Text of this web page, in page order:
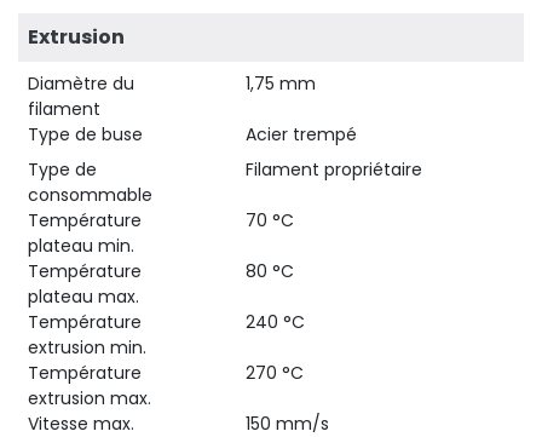
Extrusion
Diamètre du
filament
1,75 mm
Type de buse
Acier trempé
Type de
consommable
Filament propriétaire
Température
plateau min.
70 °C
Température
plateau max.
80 °C
Température
extrusion min.
240 °C
Température
extrusion max.
270 °C
Vitesse max.
150 mm/s